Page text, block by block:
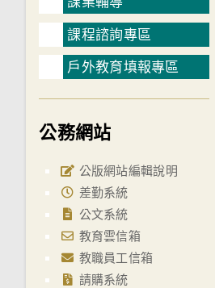
課程諮詢專區
戶外教育填報專區
公務網站
公版網站編輯說明
差勤系統
公文系統
教育雲信箱
教職員工信箱
請購系統